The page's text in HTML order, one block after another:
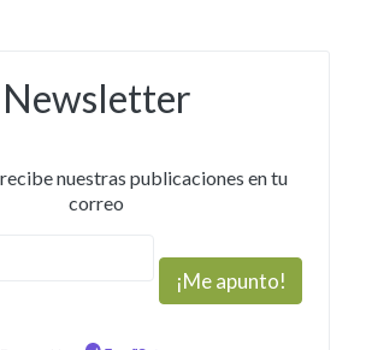
Newsletter
nuestras publicaciones en tu
correo